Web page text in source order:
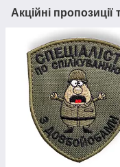
Акційні пропозиції